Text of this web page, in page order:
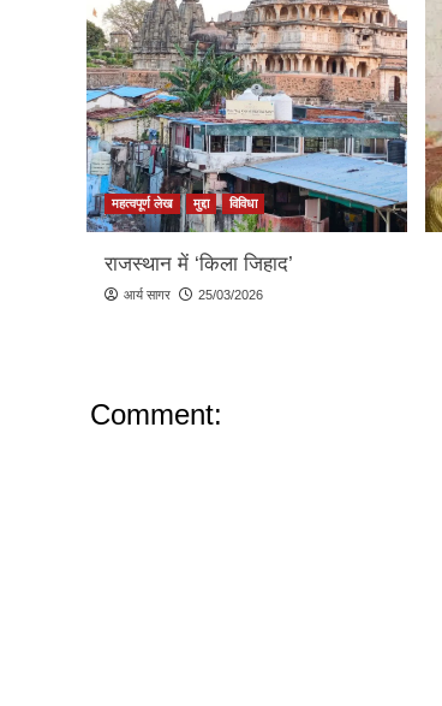
महत्वपूर्ण लेख मुद्दा विविधा
राजस्थान में ‘किला जिहाद’
आर्य सागर 25/03/2026
Comment: